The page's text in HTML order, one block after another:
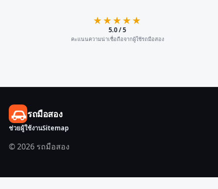
★★★★★
5.0 / 5
คะแนนความน่าเชื่อถือจากผู้ใช้รถมือสอง
รถมือสอง
ช่วยผู้ใช้งานSitemap
© 2026 รถมือสอง